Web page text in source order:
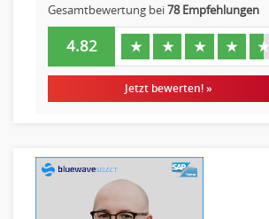
Gesamtbewertung bei78 Empfehlungen
4.82 ★ ★ ★ ★ ★
Jetzt bewerten! »